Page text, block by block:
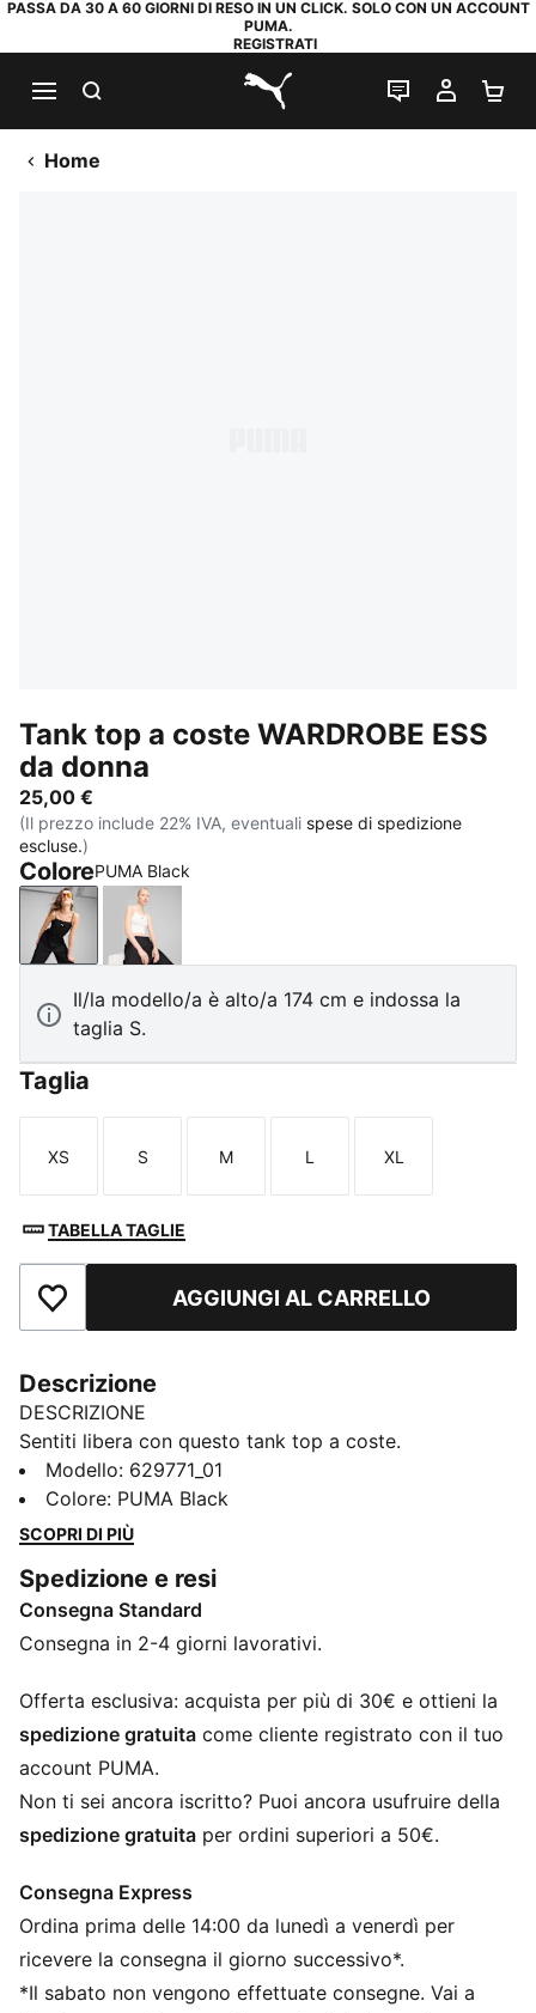
PASSA DA 30 A 60 GIORNI DI RESO IN UN CLICK. SOLO CON UN ACCOUNT
PUMA.
REGISTRATI
PUMA.com
CHAT IL MIO
Home
Tank top a coste WARDROBE ESS
da donna
25,00 €
(Il prezzo include 22% IVA, eventuali spese di spedizione
escluse.)
ColorePUMA Black
PUMA BlackPUMA White
Il/la modello/a è alto/a 174 cm e indossa la
taglia S.
Taglia
Taglia
XS
Taglia
S
Taglia
M
Taglia
L
Taglia
XL
TABELLA TAGLIE
Aggiungi ai PreferitiAGGIUNGI AL CARRELLO
Descrizione
DESCRIZIONE
Sentiti libera con questo tank top a coste.
Caratterizzata da un logo centrale e da un design a
coste, è perfetta per chi ama la semplicità ma al
tempo stesso un tocco di stile. Rendi speciale ogni
CARATTERISTICHE + VANTAGGI
Con almeno il 30% di materiale riciclato
DETTAGLI
Tessuto a coste
Taglio cropped
Scollatura bassa
Loghi PUMA
Loghi PUMA
Modello: 629771_01
Colore: PUMA Black
SCOPRI DI PIÙ
Spedizione e resi
Consegna Standard
Consegna in 2-4 giorni lavorativi.
Offerta esclusiva: acquista per più di 30€ e ottieni la
spedizione gratuita come cliente registrato con il tuo
account PUMA.
Non ti sei ancora iscritto? Puoi ancora usufruire della
spedizione gratuita per ordini superiori a 50€.
Consegna Express
Ordina prima delle 14:00 da lunedì a venerdì per
ricevere la consegna il giorno successivo*.
*Il sabato non vengono effettuate consegne. Vai a